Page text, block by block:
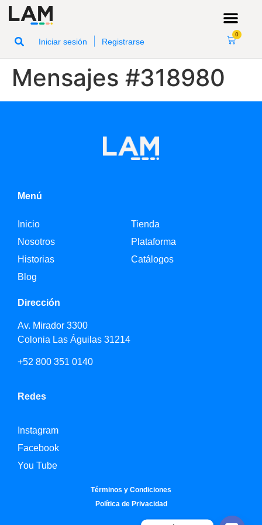
Iniciar sesión Registrarse
0
Mensajes #318980
Menú
Inicio
Nosotros
Historias
Blog
Tienda
Plataforma
Catálogos
Dirección
Av. Mirador 3300
Colonia Las Águilas 31214
+52 800 351 0140
Redes
Instagram
Facebook
You Tube
Términos y Condiciones
Política de Privacidad